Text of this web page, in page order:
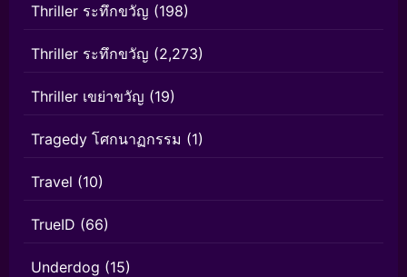
Thriller ระทึกขวัญ (198)
Thriller ระทึกขวัญ (2,273)
Thriller เขย่าขวัญ (19)
Tragedy โศกนาฏกรรม (1)
Travel (10)
TrueID (66)
Underdog (15)